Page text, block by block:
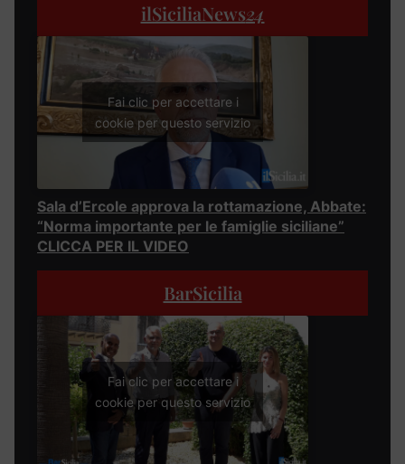
ilSiciliaNews24
Fai clic per accettare i
cookie per questo servizio
Sala d’Ercole approva la rottamazione, Abbate:
“Norma importante per le famiglie siciliane”
CLICCA PER IL VIDEO
BarSicilia
Fai clic per accettare i
cookie per questo servizio